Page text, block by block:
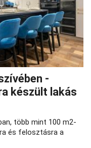
-
készült lakás
több mint 100 m2-
és felosztásra a